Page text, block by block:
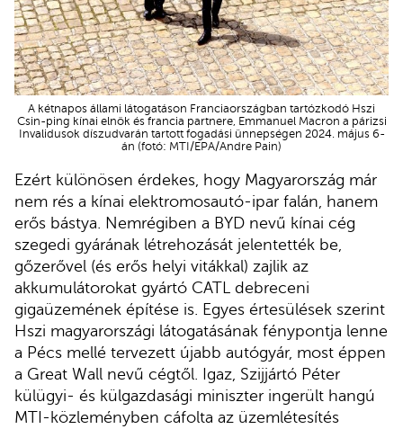
A kétnapos állami látogatáson Franciaországban tartózkodó Hszi
Csin-ping kínai elnök és francia partnere, Emmanuel Macron a párizsi
Invalidusok díszudvarán tartott fogadási ünnepségen 2024. május 6-
án (fotó: MTI/EPA/Andre Pain)
Ezért különösen érdekes, hogy Magyarország már
nem rés a kínai elektromosautó-ipar falán, hanem
erős bástya. Nemrégiben a BYD nevű kínai cég
szegedi gyárának létrehozását jelentették be,
gőzerővel (és erős helyi vitákkal) zajlik az
akkumulátorokat gyártó CATL debreceni
gigaüzemének építése is. Egyes értesülések szerint
Hszi magyarországi látogatásának fénypontja lenne
a Pécs mellé tervezett újabb autógyár, most éppen
a Great Wall nevű cégtől. Igaz, Szijjártó Péter
külügyi- és külgazdasági miniszter ingerült hangú
MTI-közleményben cáfolta az üzemlétesítés